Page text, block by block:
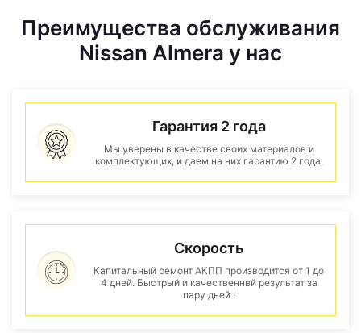
Преимущества обслуживания
Nissan Almera у нас
Гарантия 2 года
Мы уверены в качестве своих материалов и
комплектующих, и даем на них гарантию 2 года.
Скорость
Капитальный ремонт АКПП производится от 1 до
4 дней. Быстрый и качественнвй результат за
пару дней !